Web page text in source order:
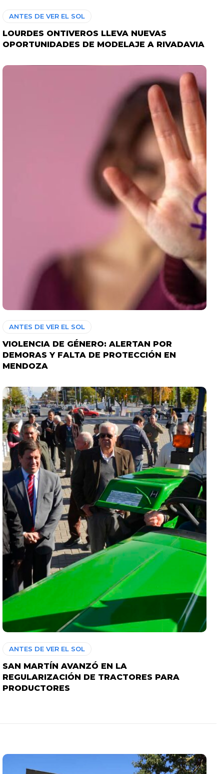
ANTES DE VER EL SOL
LOURDES ONTIVEROS LLEVA NUEVAS
OPORTUNIDADES DE MODELAJE A RIVADAVIA
ANTES DE VER EL SOL
VIOLENCIA DE GÉNERO: ALERTAN POR
DEMORAS Y FALTA DE PROTECCIÓN EN
MENDOZA
ANTES DE VER EL SOL
SAN MARTÍN AVANZÓ EN LA
REGULARIZACIÓN DE TRACTORES PARA
PRODUCTORES